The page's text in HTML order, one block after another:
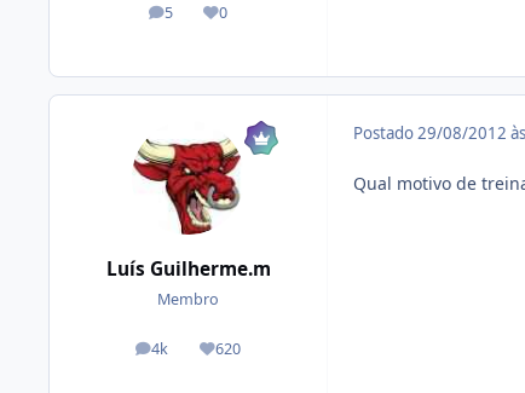
5
posts 0
Reputação
Luís Guilherme.m
Membro
4k
posts 620
Reputação
Postado29/08/2012
Qual motivo de